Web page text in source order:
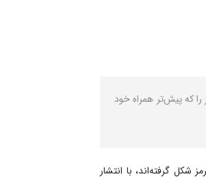
که پیش‌تر همراه خود
شکل گرفته‌اند، با انتشار